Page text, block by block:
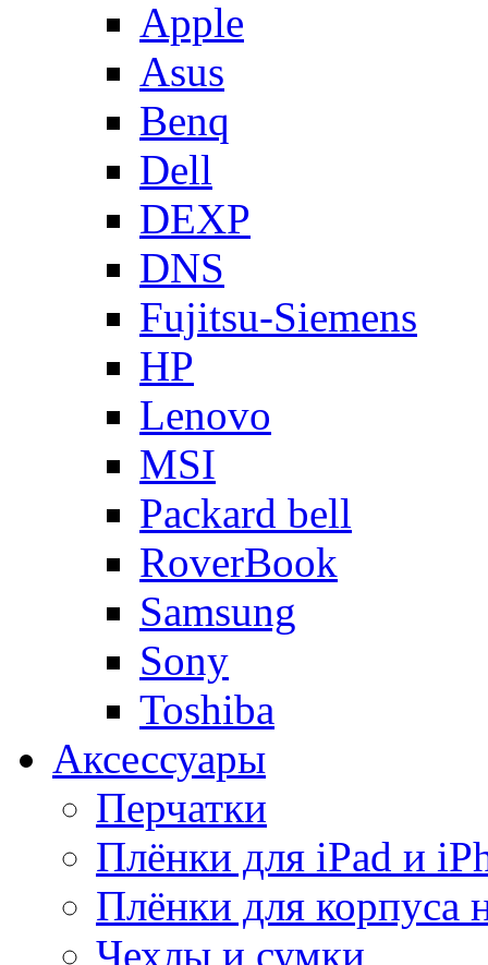
Apple
Asus
Benq
Dell
DEXP
DNS
Fujitsu-Siemens
HP
Lenovo
MSI
Packard bell
RoverBook
Samsung
Sony
Toshiba
Аксессуары
Перчатки
Плёнки для iPad и
Плёнки для корпуса
Чехлы и сумки